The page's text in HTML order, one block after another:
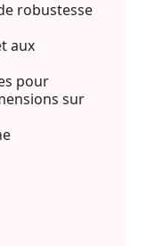
robustesse
aux
pour
sur